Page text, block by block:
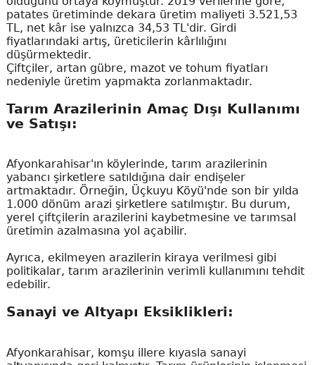
patates üretiminde dekara üretim maliyeti 3.521,53
TL, net kâr ise yalnızca 34,53 TL'dir. Girdi
fiyatlarındaki artış, üreticilerin kârlılığını
düşürmektedir.
Çiftçiler, artan gübre, mazot ve tohum fiyatları
nedeniyle üretim yapmakta zorlanmaktadır.
Tarım Arazilerinin Amaç Dışı Kullanımı
ve Satışı:
Afyonkarahisar'ın köylerinde, tarım arazilerinin
yabancı şirketlere satıldığına dair endişeler
artmaktadır. Örneğin, Üçkuyu Köyü'nde son bir yılda
1.000 dönüm arazi şirketlere satılmıştır. Bu durum,
yerel çiftçilerin arazilerini kaybetmesine ve tarımsal
üretimin azalmasına yol açabilir.
Ayrıca, ekilmeyen arazilerin kiraya verilmesi gibi
politikalar, tarım arazilerinin verimli kullanımını tehdit
edebilir.
Sanayi ve Altyapı Eksiklikleri:
Afyonkarahisar, komşu illere kıyasla sanayi